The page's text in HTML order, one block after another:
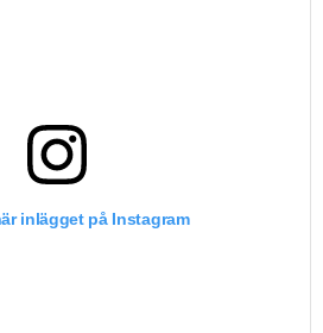
inlägget på Instagram